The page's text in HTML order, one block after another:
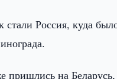
Россия, куда
пришлись на